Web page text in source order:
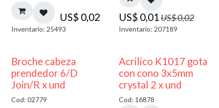
US$ 0,02
Inventario: 25493
US$ 0,01US$0,02
Inventario: 207189
Broche cabeza
prendedor 6/D
Join/R x und
Cod: 02779 50% DESCUENTO
Acrilico K1017 gota
con cono 3x5mm
crystal 2 x und
Cod: 16878